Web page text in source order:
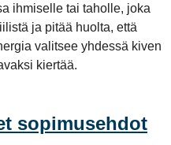
ihmiselle tai taholle, joka
ja pitää huolta, että
valitsee yhdessä kiven
kiertää.
sopimusehdot